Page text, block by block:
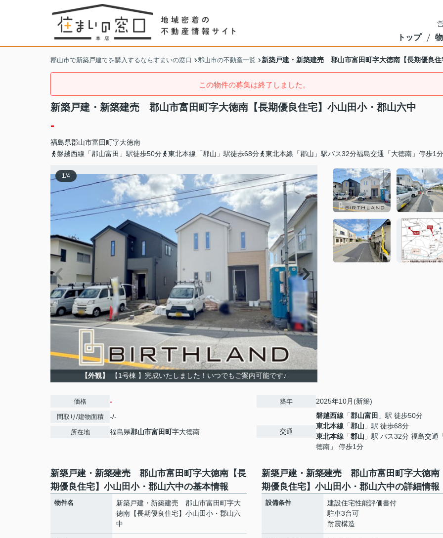
トップ
郡山市で新築戸建てを購入するならすまいの窓口 郡山市の不動産一覧 新築戸建・新築建売 郡山市富田町字大徳南【長期優良
この物件の募集は終了しました。
新築戸建・新築建売 郡山市富田町字大徳南【長期優良住宅】小山田小・郡山六中
-
福島県郡山市富田町字大徳南
磐越西線「郡山富田」駅徒歩50分
東北本線「郡山」駅徒歩68分 東北本線「郡山」駅バス32分福島交通「大徳南」停歩1分
1/4
【外観】 【1号棟 】完成いたしました！いつでもご案内可能です♪
価格 -
間取り/建物面積 -/-
所在地 福島県郡山市富田町字大徳南
築年 2025年10月(新築)
交通
磐越西線 「郡山富田 」駅 徒歩50分
東北本線 「郡山 」駅 徒歩68分
東北本線 「郡山 」駅 バス32分 福島交通
徳南」 停歩1分
新築戸建・新築建売 郡山市富田町字大徳南【長
期優良住宅】小山田小・郡山六中の基本情報
物件名
新築戸建・新築建売 郡山市富田町字大
徳南【長期優良住宅】小山田小・郡山六
中
新築戸建・新築建売 郡山市富田町字大徳南
期優良住宅】小山田小・郡山六中の詳細情報
設備条件
建設住宅性能評価書付
駐車3台可
耐震構造